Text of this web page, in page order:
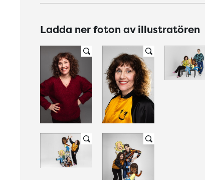
Ladda ner foton av illustratören